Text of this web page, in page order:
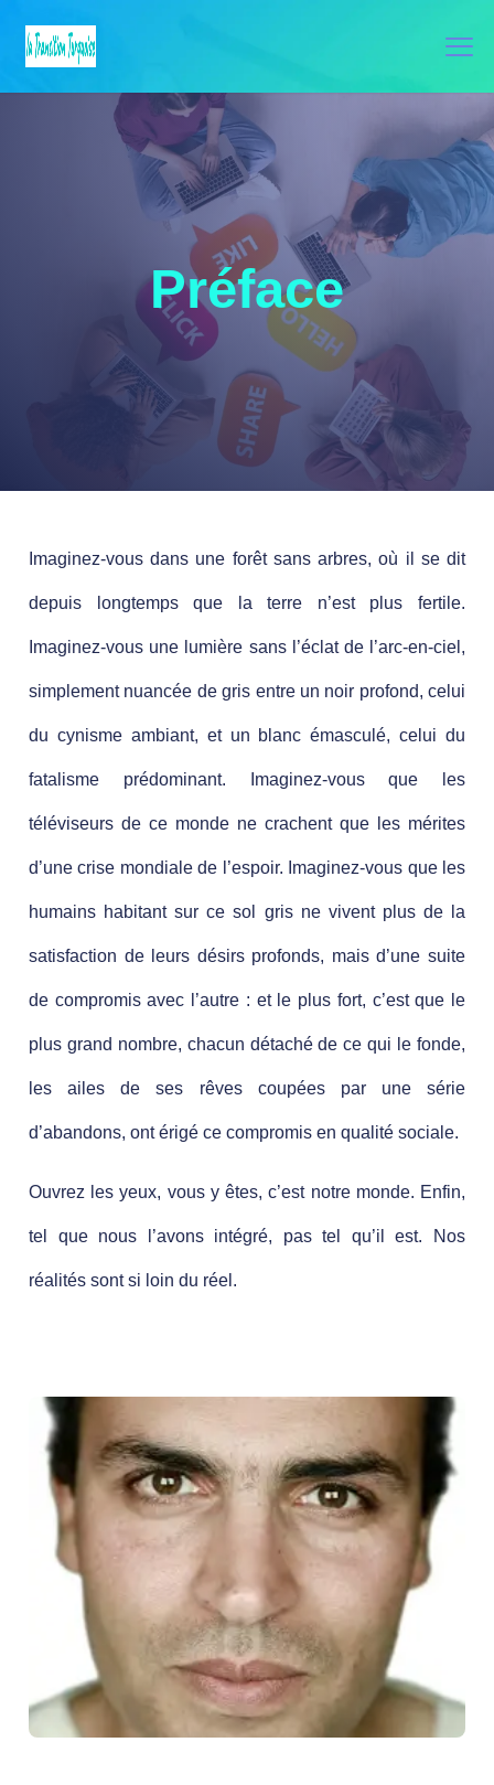
Préface
Imaginez-vous dans une forêt sans arbres, où il se dit
depuis longtemps que la terre n’est plus fertile.
Imaginez-vous une lumière sans l’éclat de l’arc-en-ciel,
simplement nuancée de gris entre un noir profond, celui
du cynisme ambiant, et un blanc émasculé, celui du
fatalisme prédominant. Imaginez-vous que les
téléviseurs de ce monde ne crachent que les mérites
d’une crise mondiale de l’espoir. Imaginez-vous que les
humains habitant sur ce sol gris ne vivent plus de la
satisfaction de leurs désirs profonds, mais d’une suite
de compromis avec l’autre : et le plus fort, c’est que le
plus grand nombre, chacun détaché de ce qui le fonde,
les ailes de ses rêves coupées par une série
d’abandons, ont érigé ce compromis en qualité sociale.
Ouvrez les yeux, vous y êtes, c’est notre monde. Enfin,
tel que nous l’avons intégré, pas tel qu’il est. Nos
réalités sont si loin du réel.